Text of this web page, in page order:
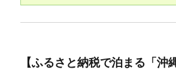
【ふるさと納税で泊まる「沖